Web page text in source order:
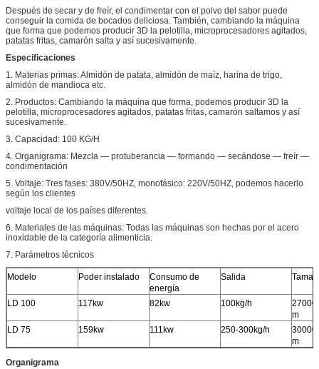
Después de secar y de freír, el condimentar con el polvo del sabor puede
conseguir la comida de bocados deliciosa. También, cambiando la máquina
que forma que podemos producir 3D la pelotilla, microprocesadores agitados,
patatas fritas, camarón salta y así sucesivamente.
Especificaciones
1. Materias primas: Almidón de patata, almidón de maíz, harina de trigo,
almidón de mandioca etc.
2. Productos: Cambiando la máquina que forma, podemos producir 3D la
pelotilla, microprocesadores agitados, patatas fritas, camarón saltamos y así
sucesivamente.
3. Capacidad: 100 KG/H
4. Organigrama: Mezcla — protuberancia — formando — secándose — freír —
condimentación
5. Voltaje: Tres fases: 380V/50HZ, monofásico: 220V/50HZ, podemos hacerlo
según los clientes
voltaje local de los países diferentes.
6. Materiales de las máquinas: Todas las máquinas son hechas por el acero
inoxidable de la categoría alimenticia.
7. Parámetros técnicos
Modelo Poder instalado
Consumo de
energía
Salida
LD 100 117kw 82kw 100kg/h
m
LD 75
159kw 111kw 250-300kg/h
m
Organigrama